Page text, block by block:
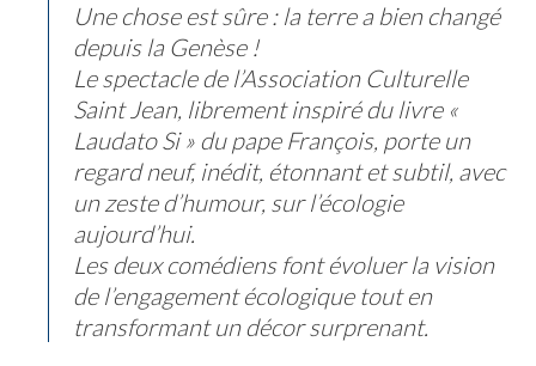
Une chose est sûre : la terre a bien changé
depuis la Genèse !
Le spectacle de l’Association Culturelle
Saint Jean, librement inspiré du livre «
Laudato Si » du pape François, porte un
regard neuf, inédit, étonnant et subtil, avec
un zeste d’humour, sur l’écologie
aujourd’hui.
Les deux comédiens font évoluer la vision
de l’engagement écologique tout en
transformant un décor surprenant.